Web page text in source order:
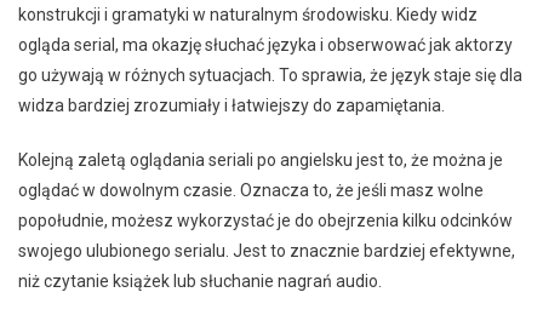
konstrukcji i gramatyki w naturalnym środowisku. Kiedy widz
ogląda serial, ma okazję słuchać języka i obserwować jak aktorzy
go używają w różnych sytuacjach. To sprawia, że język staje się dla
widza bardziej zrozumiały i łatwiejszy do zapamiętania.
Kolejną zaletą oglądania seriali po angielsku jest to, że można je
oglądać w dowolnym czasie. Oznacza to, że jeśli masz wolne
popołudnie, możesz wykorzystać je do obejrzenia kilku odcinków
swojego ulubionego serialu. Jest to znacznie bardziej efektywne,
niż czytanie książek lub słuchanie nagrań audio.